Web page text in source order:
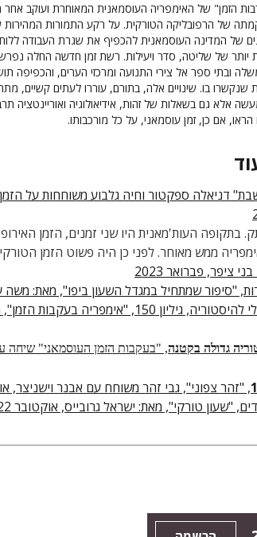
הזמן" של האימפריה העוסמאנית המאוחרת ועוקב
של הרפובליקה הטורקית. על רקע התמורות המהירות
של המדינה העוסמאנית להכפיף את שגרת העבודה
יותר של שליטה, סדר ויעילות. רשת זמן חדשה החלה
ובתי ספר אל צירי התנועה ומרכזי הערים, והכפיפה
שנקשרו בו. שינויים אלה, בתורם, עוררו לעתים קשיים,
אלא גם בשאלות של זהות, אידיאולוגיה ואוריינטציה
אם כן, זמן עוסמאני, על כל מורכבותו.
דניאלה ספקטור וחיה גלבוע משוחחות על
בתקופה העות'מאנית היו שני זמנים, הזמן
ממש מאוחר. לפני כן היה פשוט הזמן
ציפר, פברואר 2023
"סיפור שמתחיל במגדל השעון ביפו", מאת: משה
- מגזין ישראלי להיסטוריה, גיליון 150,
גדולה בקטנה, "בעקבות הזמן העוסמאני" שיחה
, "זהר צפוני", גבי זהר משוחח עם אבנר וישניצר,
"שעון טורקי", מאת: ישראל גרובייס, אוקטובר 2022